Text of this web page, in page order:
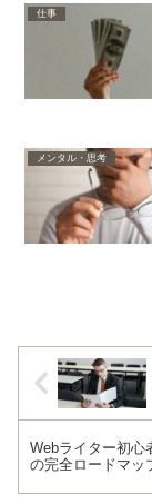
仕事
メンタル・思考
Webライター初心
の完全ロードマッ